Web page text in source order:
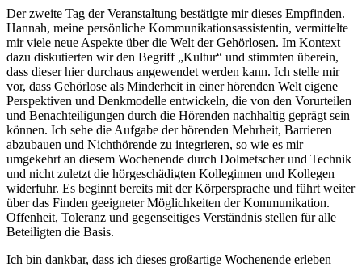
Der zweite Tag der Veranstaltung bestätigte mir dieses Empfinden.
Hannah, meine persönliche Kommunikationsassistentin, vermittelte
mir viele neue Aspekte über die Welt der Gehörlosen. Im Kontext
dazu diskutierten wir den Begriff „Kultur“ und stimmten überein,
dass dieser hier durchaus angewendet werden kann. Ich stelle mir
vor, dass Gehörlose als Minderheit in einer hörenden Welt eigene
Perspektiven und Denkmodelle entwickeln, die von den Vorurteilen
und Benachteiligungen durch die Hörenden nachhaltig geprägt sein
können. Ich sehe die Aufgabe der hörenden Mehrheit, Barrieren
abzubauen und Nichthörende zu integrieren, so wie es mir
umgekehrt an diesem Wochenende durch Dolmetscher und Technik
und nicht zuletzt die hörgeschädigten Kolleginnen und Kollegen
widerfuhr. Es beginnt bereits mit der Körpersprache und führt weiter
über das Finden geeigneter Möglichkeiten der Kommunikation.
Offenheit, Toleranz und gegenseitiges Verständnis stellen für alle
Beteiligten die Basis.
Ich bin dankbar, dass ich dieses großartige Wochenende erleben